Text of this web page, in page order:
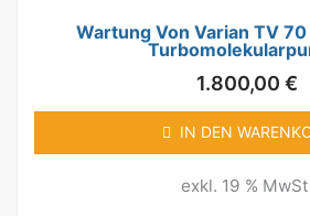
Wartung Von Varian TV
1.800,00 €
IN DEN
exkl. 19 %